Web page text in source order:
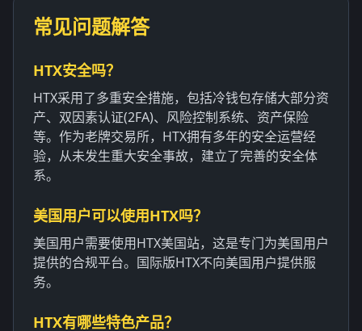
常见问题解答
HTX安全吗？
HTX采用了多重安全措施，包括冷钱包存储大部分资
产、双因素认证(2FA)、风险控制系统、资产保险
等。作为老牌交易所，HTX拥有多年的安全运营经
验，从未发生重大安全事故，建立了完善的安全体
系。
美国用户可以使用HTX吗？
美国用户需要使用HTX美国站，这是专门为美国用户
提供的合规平台。国际版HTX不向美国用户提供服
务。
HTX有哪些特色产品？